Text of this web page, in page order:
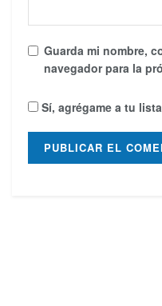
Guarda mi nombre,
navegador para la
Sí, agrégame a tu